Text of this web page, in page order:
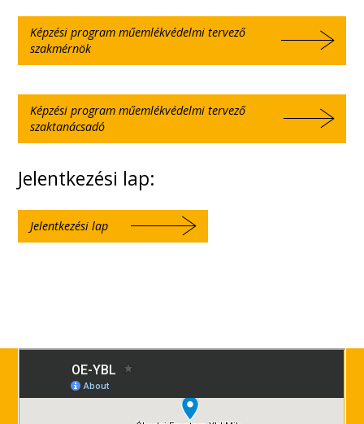
Képzési program műemlékvédelmi tervező
szakmérnök
Képzési program műemlékvédelmi tervező
szaktanácsadó
Jelentkezési lap:
Jelentkezési lap